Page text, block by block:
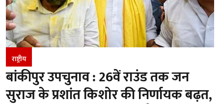
राष्ट्रीय
बांकीपुर उपचुनाव : 26वें राउंड तक जन
सुराज के प्रशांत किशोर की निर्णायक बढ़त,